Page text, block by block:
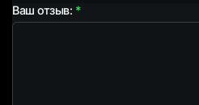
Ваш отзыв: